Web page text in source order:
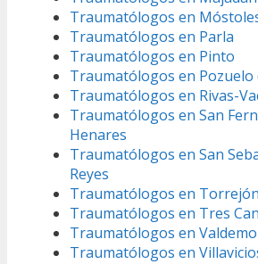
Traumatólogos en
Traumatólogos en Parla
Traumatólogos en Pinto
Traumatólogos en Pozuelo
Traumatólogos en Rivas-
Traumatólogos en San
Henares
Traumatólogos en San
Reyes
Traumatólogos en
Traumatólogos en Tres
Traumatólogos en
Traumatólogos en